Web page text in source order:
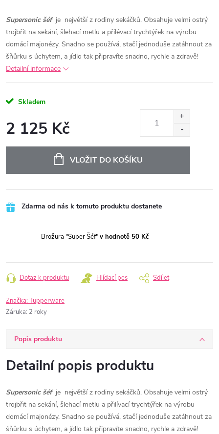
Supersonic šéf je největší z rodiny sekáčků. Obsahuje velmi ostrý
trojbřit na sekání, šlehací metlu a přilévací trychtýřek na výrobu
domácí majonézy. Snadno se používá, stačí jednoduše zatáhnout za
šňůrku s úchytem, a jídlo tak připravíte snadno, rychle a zdravě!
Detailní informace
Skladem
2 125 Kč
VLOŽIT DO KOŠÍKU
Zdarma od nás k tomuto produktu dostanete
Brožura "Super Šéf"v hodnotě 50 Kč
Dotaz k produktu Hlídací pes Sdílet
Značka:Tupperware
Záruka: 2 roky
Popis produktu
Detailní popis produktu
Supersonic šéf je největší z rodiny sekáčků. Obsahuje velmi ostrý
trojbřit na sekání, šlehací metlu a přilívací trychtýřek na výrobu
domácí majonézy. Snadno se používá, stačí jednoduše zatáhnout za
šňůrku s úchytem, a jídlo tak připravíte snadno, rychle a zdravě!